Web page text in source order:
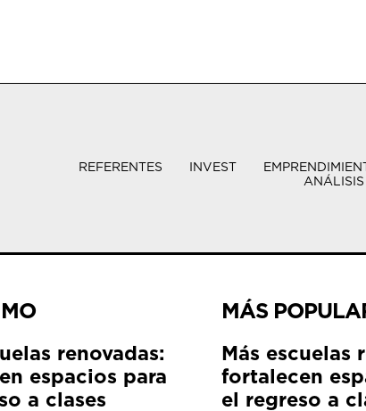
REFERENTES INVEST
renovadas:
espacios para
a clases
MÁS
Más escuelas
fortalecen
el regreso a